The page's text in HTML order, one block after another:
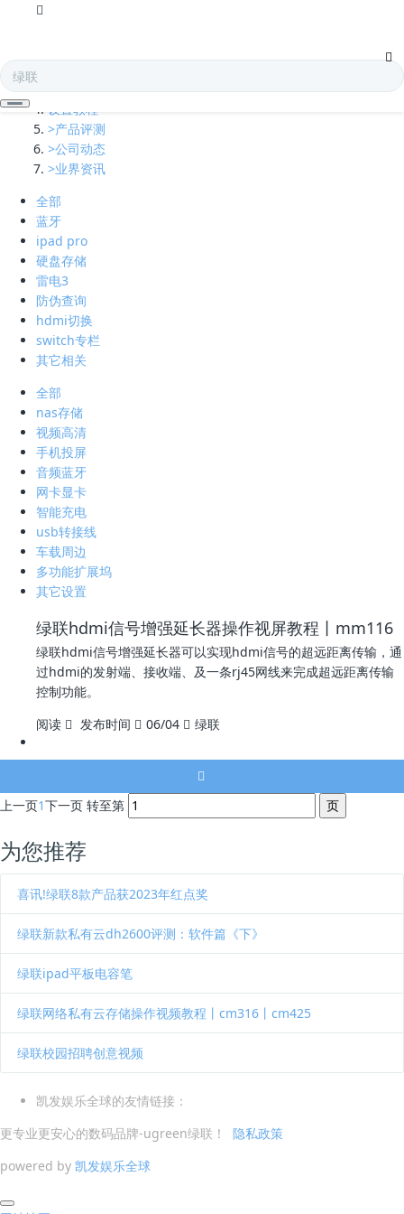
凯发娱乐全球的技术支持
设置教程
>产品评测
>公司动态
>业界资讯
全部
蓝牙
ipad pro
硬盘存储
雷电3
防伪查询
hdmi切换
switch专栏
其它相关
全部
nas存储
视频高清
手机投屏
音频蓝牙
网卡显卡
智能充电
usb转接线
车载周边
多功能扩展坞
其它设置
绿联hdmi信号增强延长器操作视屏教程丨mm116
绿联hdmi信号增强延长器可以实现hdmi信号的超远距离传输，通
过hdmi的发射端、接收端、及一条rj45网线来完成超远距离传输
控制功能。
阅读
发布时间 06/04 绿联
上一页1下一页 转至第
为您推荐
喜讯!绿联8款产品获2023年红点奖
绿联新款私有云dh2600评测：软件篇《下》
绿联ipad平板电容笔
绿联网络私有云存储操作视频教程丨cm316丨cm425
绿联校园招聘创意视频
凯发娱乐全球的友情链接：
更专业更安心的数码品牌-ugreen绿联！ 隐私政策
powered by 凯发娱乐全球